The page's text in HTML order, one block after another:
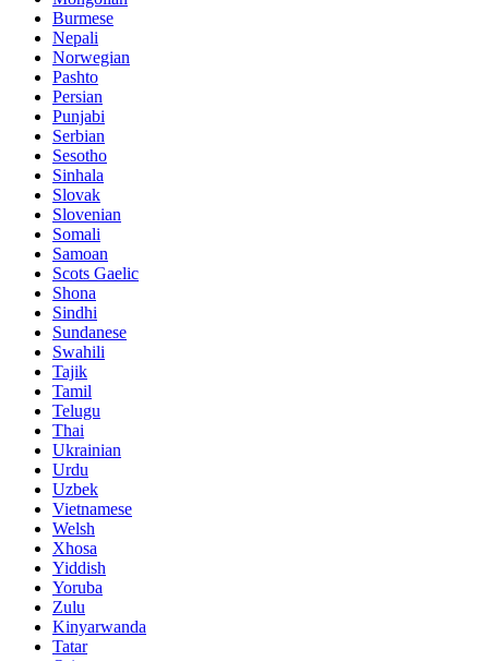
Burmese
Nepali
Norwegian
Pashto
Persian
Punjabi
Serbian
Sesotho
Sinhala
Slovak
Slovenian
Somali
Samoan
Scots Gaelic
Shona
Sindhi
Sundanese
Swahili
Tajik
Tamil
Telugu
Thai
Ukrainian
Urdu
Uzbek
Vietnamese
Welsh
Xhosa
Yiddish
Yoruba
Zulu
Kinyarwanda
Tatar